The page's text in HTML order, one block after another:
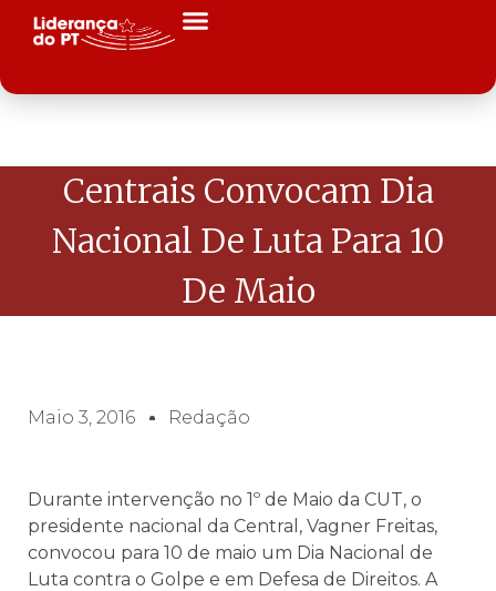
Centrais Convocam Dia
Nacional De Luta Para 10
De Maio
Maio 3, 2016 Redação
Durante intervenção no 1º de Maio da CUT, o
presidente nacional da Central, Vagner Freitas,
convocou para 10 de maio um Dia Nacional de
Luta contra o Golpe e em Defesa de Direitos. A